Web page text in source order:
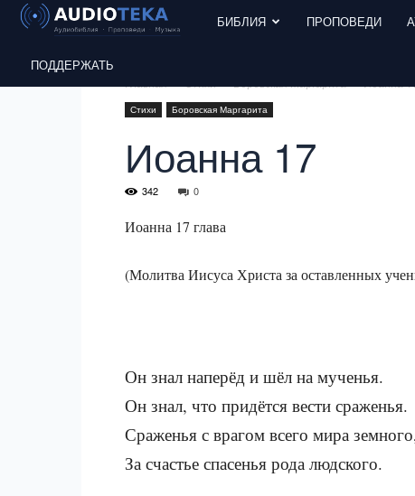
БИБЛИЯ ПРОПОВЕДИ
ПОДДЕРЖАТЬ
Стихи Боровская Маргарита
Иоанна 17
342 0
Иоанна 17 глава
(Молитва Иисуса Христа за оставленных
Он знал наперёд и шёл на мученья.
Он знал, что придётся вести сраженья.
Сраженья с врагом всего мира
За счастье спасенья рода людского.